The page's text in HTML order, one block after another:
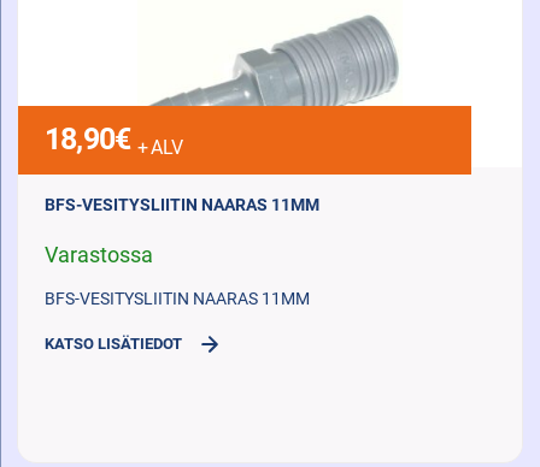
18,90€ + ALV
BFS-VESITYSLIITIN NAARAS 11MM
Varastossa
BFS-VESITYSLIITIN NAARAS 11MM
KATSO LISÄTIEDOT